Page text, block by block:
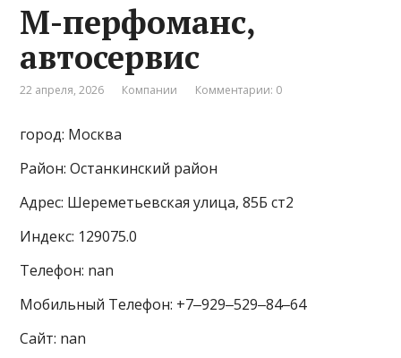
М-перфоманс,
автосервис
22 апреля, 2026 Компании Комментарии: 0
город: Москва
Район: Останкинский район
Адрес: Шереметьевская улица, 85Б ст2
Индекс: 129075.0
Телефон: nan
Мобильный Телефон: +7‒929‒529‒84‒64
Сайт: nan